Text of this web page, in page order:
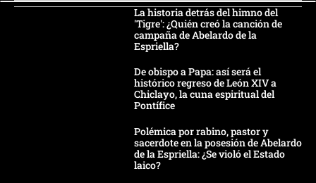
La historia detrás del himno del
'Tigre': ¿Quién creó la canción de
campaña de Abelardo de la
Espriella?
De obispo a Papa: así será el
histórico regreso de León XIV a
Chiclayo, la cuna espiritual del
Pontífice
Polémica por rabino, pastor y
sacerdote en la posesión de Abelardo
de la Espriella: ¿Se violó el Estado
laico?